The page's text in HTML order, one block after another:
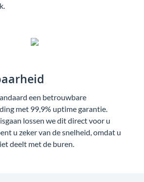
een betrouwbare
met 99,9% uptime garantie.
lossen we dit direct voor u
u zeker van de snelheid, omdat u
deelt met de buren.